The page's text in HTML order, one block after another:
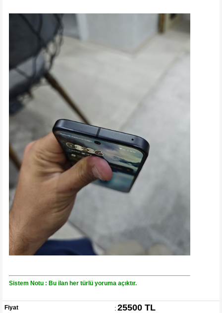
Sistem Notu : Bu ilan her türlü yoruma açıktır.
Fiyat : 25500 TL